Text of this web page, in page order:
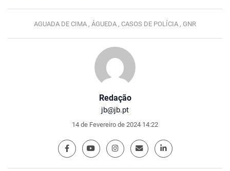
Redação
jb@jb.pt
14 de Fevereiro de 2024 14:22
AGUADA DE CIMA , ÁGUEDA , CASOS DE POLÍCIA , GNR